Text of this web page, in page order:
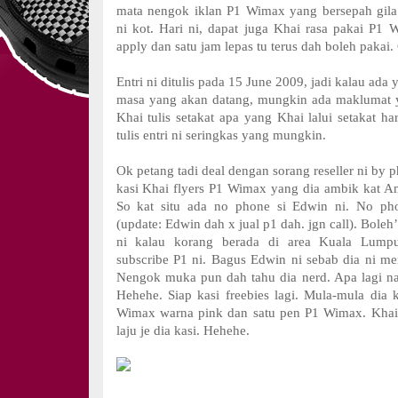
mata nengok iklan P1 Wimax yang bersepah
ni kot. Hari ni, dapat juga Khai rasa pakai P1
apply dan satu jam lepas tu terus dah boleh
Entri ni ditulis pada 15 June 2009, jadi kalau ada
masa yang akan datang, mungkin ada maklumat
Khai tulis setakat apa yang Khai lalui setakat
tulis entri ni seringkas yang mungkin.
Ok petang tadi deal dengan sorang reseller ni by
kasi Khai flyers P1 Wimax yang dia ambik kat
So kat situ ada no phone si Edwin ni. No
(update: Edwin dah x jual p1 dah. jgn call).
ni kalau korang berada di area Kuala
subscribe P1 ni. Bagus Edwin ni sebab dia ni
Nengok muka pun dah tahu dia nerd. Apa lagi
Hehehe. Siap kasi freebies lagi. Mula-mula dia
Wimax warna pink dan satu pen P1 Wimax.
laju je dia kasi. Hehehe.